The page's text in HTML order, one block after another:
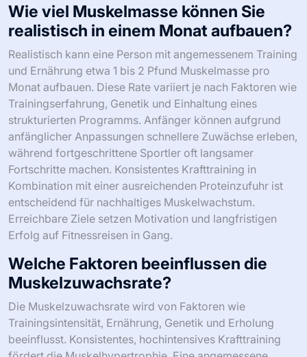
Wie viel Muskelmasse können Sie
realistisch in einem Monat aufbauen?
Realistisch kann eine Person mit angemessenem Training
und Ernährung etwa 1 bis 2 Pfund Muskelmasse pro
Monat aufbauen. Diese Rate variiert je nach Faktoren wie
Trainingserfahrung, Genetik und Einhaltung eines
strukturierten Programms. Anfänger können aufgrund
anfänglicher Anpassungen schnellere Zuwächse erleben,
während fortgeschrittene Sportler oft langsamer
Fortschritte machen. Konsistentes Krafttraining in
Kombination mit einer ausreichenden Proteinzufuhr ist
entscheidend für nachhaltiges Muskelwachstum.
Erreichbare Ziele setzen Motivation und langfristigen
Erfolg auf Fitnessreisen in Gang.
Welche Faktoren beeinflussen die
Muskelzuwachsrate?
Die Muskelzuwachsrate wird von Faktoren wie
Trainingsintensität, Ernährung, Genetik und Erholung
beeinflusst. Konsistentes, hochintensives Krafttraining